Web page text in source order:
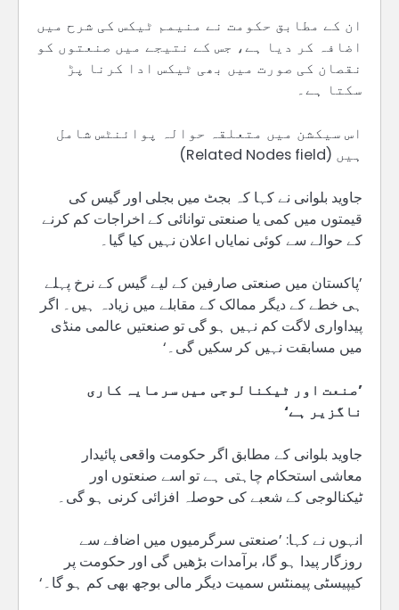
ان کے مطابق حکومت نے منیمم ٹیکس کی شرح میں
اضافہ کر دیا ہے، جس کے نتیجے میں صنعتوں کو
نقصان کی صورت میں بھی ٹیکس ادا کرنا پڑ
سکتا ہے۔
اس سیکشن میں متعلقہ حوالہ پوائنٹس شامل
ہیں (Related Nodes field)
جاوید بلوانی نے کہا کہ بجٹ میں بجلی اور گیس کی
قیمتوں میں کمی یا صنعتی توانائی کے اخراجات کم کرنے
کے حوالے سے کوئی نمایاں اعلان نہیں کیا گیا۔
’پاکستان میں صنعتی صارفین کے لیے گیس کے نرخ پہلے
ہی خطے کے دیگر ممالک کے مقابلے میں زیادہ ہیں۔ اگر
پیداواری لاگت کم نہیں ہو گی تو صنعتیں عالمی منڈی
میں مسابقت نہیں کر سکیں گی۔‘
’صنعت اور ٹیکنالوجی میں سرمایہ کاری
ناگزیر ہے‘
جاوید بلوانی کے مطابق اگر حکومت واقعی پائیدار
معاشی استحکام چاہتی ہے تو اسے صنعتوں اور
ٹیکنالوجی کے شعبے کی حوصلہ افزائی کرنی ہو گی۔
انہوں نے کہا: ’صنعتی سرگرمیوں میں اضافے سے
روزگار پیدا ہو گا، برآمدات بڑھیں گی اور حکومت پر
کیپیسٹی پیمنٹس سمیت دیگر مالی بوجھ بھی کم ہو گا۔‘